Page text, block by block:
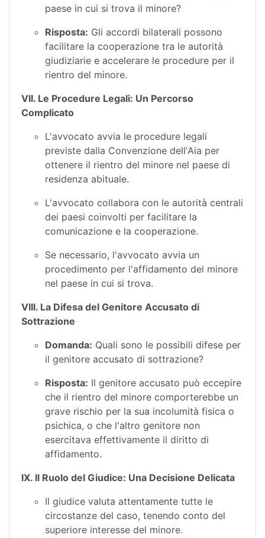
paese in cui si trova il minore?
Risposta: Gli accordi bilaterali possono
facilitare la cooperazione tra le autorità
giudiziarie e accelerare le procedure per il
rientro del minore.
VII. Le Procedure Legali: Un Percorso
Complicato
L'avvocato avvia le procedure legali
previste dalla Convenzione dell'Aia per
ottenere il rientro del minore nel paese di
residenza abituale.
L'avvocato collabora con le autorità centrali
dei paesi coinvolti per facilitare la
comunicazione e la cooperazione.
Se necessario, l'avvocato avvia un
procedimento per l'affidamento del minore
nel paese in cui si trova.
VIII. La Difesa del Genitore Accusato di
Sottrazione
Domanda: Quali sono le possibili difese per
il genitore accusato di sottrazione?
Risposta: Il genitore accusato può eccepire
che il rientro del minore comporterebbe un
grave rischio per la sua incolumità fisica o
psichica, o che l'altro genitore non
esercitava effettivamente il diritto di
affidamento.
IX. Il Ruolo del Giudice: Una Decisione Delicata
Il giudice valuta attentamente tutte le
circostanze del caso, tenendo conto del
superiore interesse del minore.